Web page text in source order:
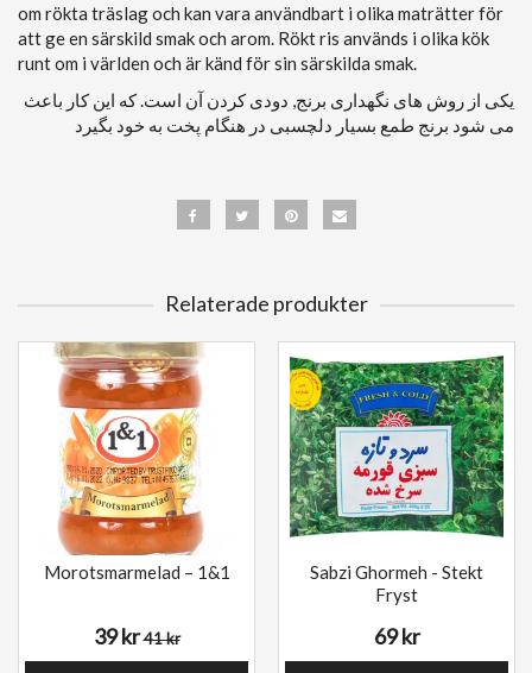
om rökta träslag och kan vara användbart i olika maträtter för
att ge en särskild smak och arom. Rökt ris används i olika kök
runt om i världen och är känd för sin särskilda smak.
یکی از روش های نگهداری برنج, دودی کردن آن است. که این کار باعث
می شود برنج طمع بسیار دلچسبی در هنگام پخت به خود بگیرد
Relaterade produkter
Morotsmarmelad – 1&1
39 kr41 kr
Sabzi Ghormeh - Stekt
Fryst
69 kr